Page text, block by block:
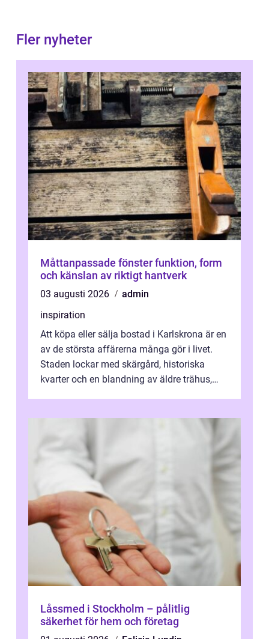
Fler nyheter
Måttanpassade fönster funktion, form
och känslan av riktigt hantverk
03 augusti 2026
admin
inspiration
Att köpa eller sälja bostad i Karlskrona är en
av de största affärerna många gör i livet.
Staden lockar med skärgård, historiska
kvarter och en blandning av äldre trähus,
Låssmed i Stockholm – pålitlig
säkerhet för hem och företag